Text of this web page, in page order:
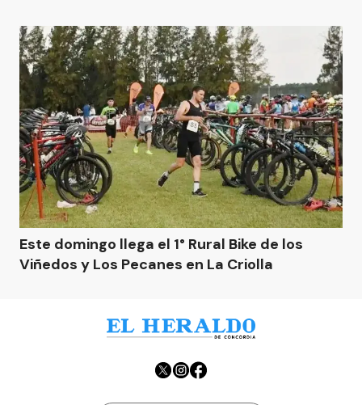
Este domingo llega el 1° Rural Bike de los
Viñedos y Los Pecanes en La Criolla